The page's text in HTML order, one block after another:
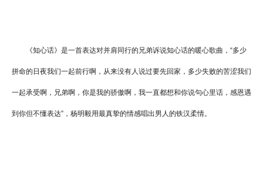
《知心话》是一首表达对并肩同行的兄弟诉说知心话的暖心歌曲，“多少
拼命的日夜我们一起前行啊，从来没有人说过要先回家，多少失败的苦涩我们
一起承受啊，兄弟啊，你是我的骄傲啊，我一直都想和你说句心里话，感恩遇
到你但不懂表达”，杨明毅用最真挚的情感唱出男人的铁汉柔情。